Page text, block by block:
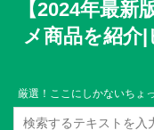
【2024年最
メ商品を紹介
厳選！ここにしかないちょ